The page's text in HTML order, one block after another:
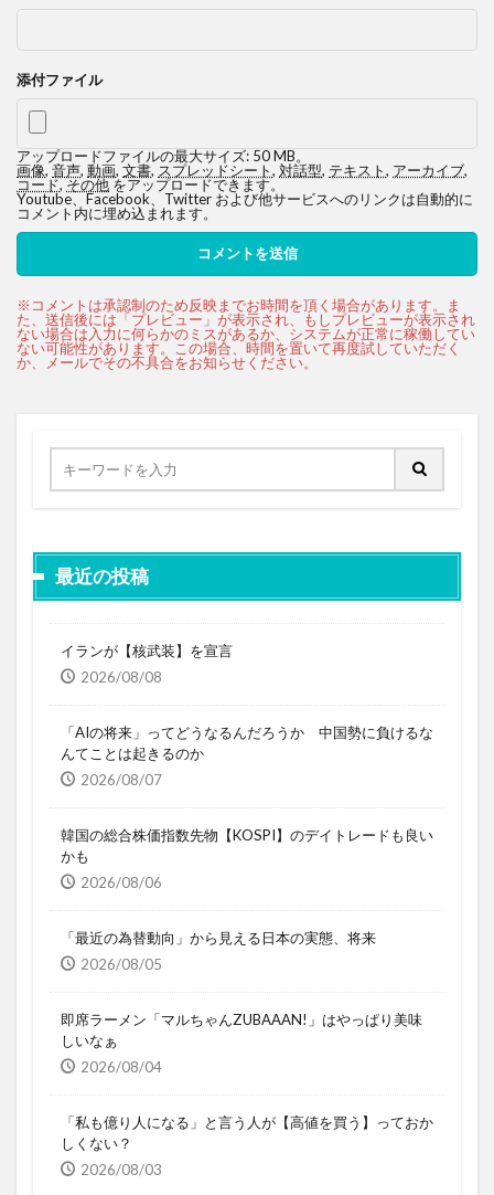
添付ファイル
アップロードファイルの最大サイズ: 50 MB。
画像, 音声, 動画, 文書, スプレッドシート, 対話型, テキスト, アーカイブ,
コード,その他をアップロードできます。
Youtube、Facebook、Twitter および他サービスへのリンクは自動的に
コメント内に埋め込まれます。
最近の投稿
イランが【核武装】を宣言
2026/08/08
「AIの将来」ってどうなるんだろうか 中国勢に負けるな
んてことは起きるのか
2026/08/07
韓国の総合株価指数先物【KOSPI】のデイトレードも良い
かも
2026/08/06
「最近の為替動向」から見える日本の実態、将来
2026/08/05
即席ラーメン「マルちゃんZUBAAAN!」はやっぱり美味
しいなぁ
2026/08/04
「私も億り人になる」と言う人が【高値を買う】っておか
しくない？
2026/08/03